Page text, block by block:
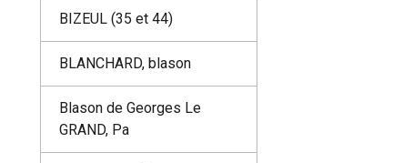
BIZEUL (35 et 44)
BLANCHARD, blason
Blason de Georges Le
GRAND, Pa